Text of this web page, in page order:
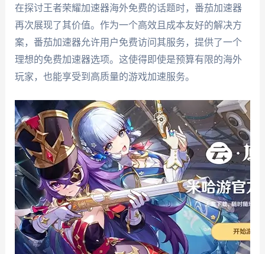
在探讨王者荣耀加速器海外免费的话题时，番茄加速器
再次展现了其价值。作为一个高效且成本友好的解决方
案，番茄加速器允许用户免费访问其服务，提供了一个
理想的免费加速器选项。这使得即使是预算有限的海外
玩家，也能享受到高质量的游戏加速服务。